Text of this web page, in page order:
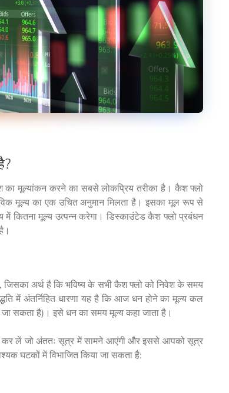
मूल्यांकन करने का सबसे लोकप्रिय तरीका है। कैश फ्लो
मूल्य का एक उचित अनुमान मिलता है। इसका मूल रूप से
कितना मूल्य उत्पन्न करेगा। डिस्काउंटेड कैश फ्लो प्रबंधन
अर्थ है कि भविष्य के सभी कैश फ्लो को निवेश के समय
में अंतर्निहित धारणा यह है कि आज धन होने का मूल्य कल
सकता है)। इसे धन का समय मूल्य कहा जाता है।
कर लें जो अंततः सूत्र में सामने आएंगी और इससे आपको सूत्र
घटकों में विभाजित किया जा सकता है: